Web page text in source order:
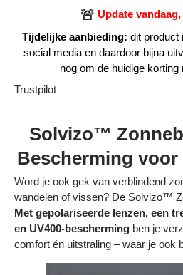
Volg je bestelling
Over ons
Privacy policy
Alle categorieën
Bestelling volgen
🚨 Update
Tijdelijke aanbieding: dit product
social media en daardoor bijna
nog om de huidige korting
Trustpilot
Solvizo™
Bescherming
Word je ook gek van verblindend
wandelen of vissen? De Solvizo™
Met gepolariseerde lenzen, een
en UV400-bescherming ben je
comfort én uitstraling – waar je ook